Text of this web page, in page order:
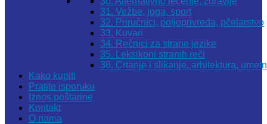
31. Vežbe, joga, sport
32. Priručnici, poljoprivreda, pčelarstvo
33. Kuvari
34. Rečnici za strane jezike
35. Leksikoni stranih reči
36. Crtanje i slikanje, arhitektura,
Kako kupiti
Pratite isporuku
Iznos poštarine
Kontakt
O nama